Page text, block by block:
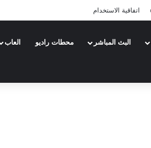
اتفاقية الاستخدام
البث المباشر محطات راديو العاب